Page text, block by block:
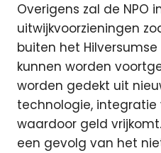
Overigens zal de NPO
uitwijkvoorzieningen
buiten het
kunnen worden
worden gedekt uit
technologie,
waardoor geld
een gevolg van het